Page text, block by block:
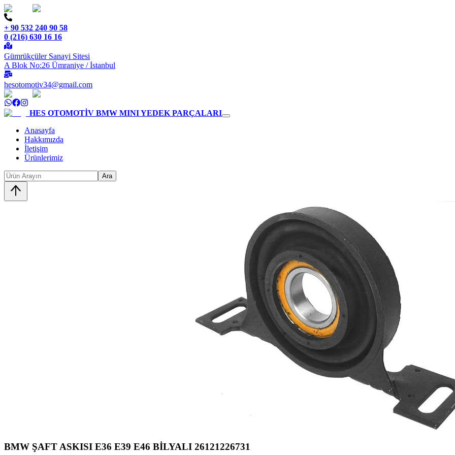
+ 90 532 240 90 58
0 (216) 630 16 16
Gümrükçüler Sanayi Sitesi
A Blok No:26 Ümraniye / İstanbul
hesotomotiv34@gmail.com
HES OTOMOTİV BMW MINI YEDEK PARÇALARI
Anasayfa
Hakkımızda
İletişim
Ürünlerimiz
Ara
BMW ŞAFT ASKISI E36 E39 E46 BİLYALI 26121226731